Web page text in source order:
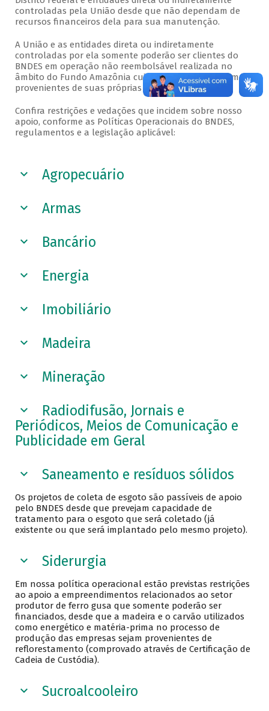
controladas pela União desde que não dependam de
recursos financeiros dela para sua manutenção.
A União e as entidades direta ou indiretamente
controladas por ela somente poderão ser clientes do
BNDES em operação não reembolsável realizada no
âmbito do Fundo Amazônia cujos recursos não sejam
provenientes de suas próprias doações.
Confira restrições e vedações que incidem sobre nosso
apoio, conforme as Políticas Operacionais do BNDES,
regulamentos e a legislação aplicável:
Veja a seguir
Agropecuário
Armas
Bancário
Energia
Imobiliário
Madeira
Mineração
Radiodifusão, Jornais e
Periódicos, Meios de Comunicação e
Publicidade em Geral
Saneamento e resíduos sólidos
Os projetos de coleta de esgoto são passíveis de apoio
pelo BNDES desde que prevejam capacidade de
tratamento para o esgoto que será coletado (já
existente ou que será implantado pelo mesmo projeto).
Siderurgia
Em nossa política operacional estão previstas restrições
ao apoio a empreendimentos relacionados ao setor
produtor de ferro gusa que somente poderão ser
financiados, desde que a madeira e o carvão utilizados
como energético e matéria-prima no processo de
produção das empresas sejam provenientes de
reflorestamento (comprovado através de Certificação de
Cadeia de Custódia).
Sucroalcooleiro